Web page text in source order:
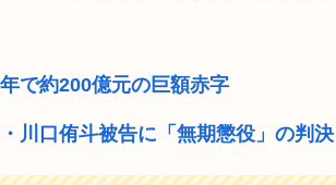
で約200億元の巨額赤字
川口侑斗被告に「無期懲役」の判